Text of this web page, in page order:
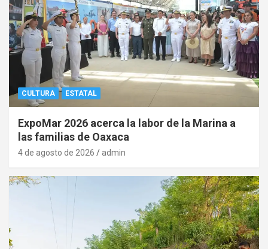
CULTURA ESTATAL
ExpoMar 2026 acerca la labor de la Marina a
las familias de Oaxaca
4 de agosto de 2026 admin